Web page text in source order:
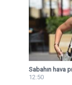
Sabahın hava
12:50